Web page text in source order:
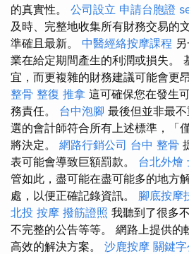
的真實性。 公司設立 申請台胞證
及時、完整地收集所有財務交易的
準確且最新。 中醫經絡按摩課程
業在給定期間產生的利潤或損失。
宜，而更複雜的財務建議可能會更
整骨 整復 推拿 這可確保您在發生
務責任。 台中泡腳 最後但並非最
選的會計師符合所有上述標準，「
將決定。 網路行銷公司 台中 整骨
表可能會導致巨額罰款。 台北外燴
管如此，盡可能在盡可能多的地方
處，以便正確記錄資訊。 腳底按摩
北投 按摩 撥筋證照 我聽到了很多
不完整的公告等等。 網路上提供的
高效的解決方案。 沙鹿按摩 關鍵字